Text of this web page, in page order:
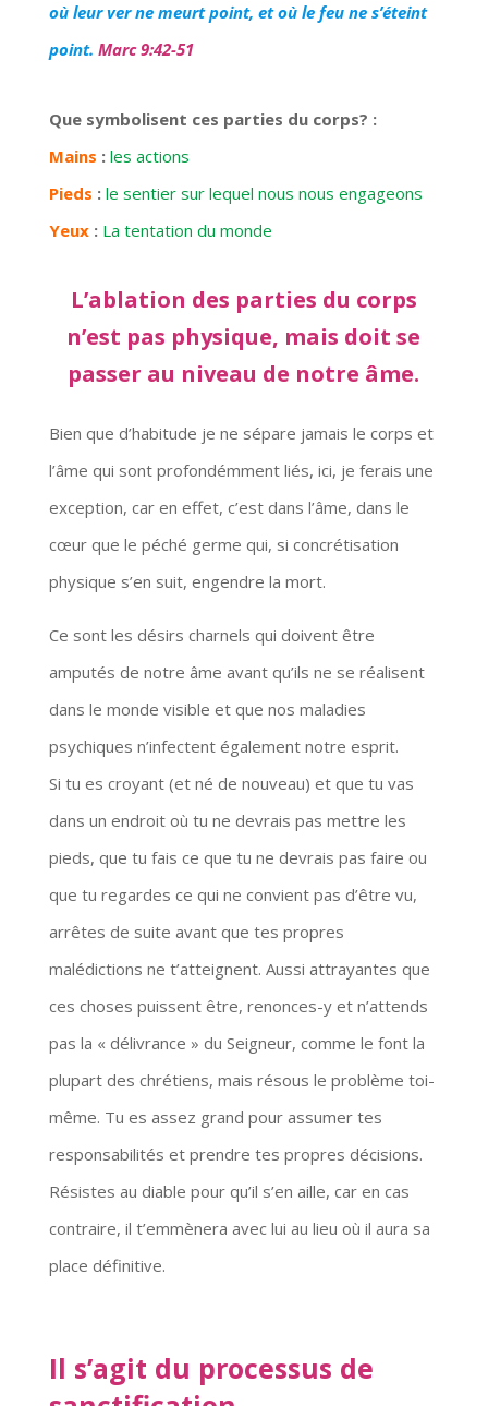
où leur ver ne meurt point, et où le feu ne s’éteint
point. Marc 9:42-51
Que symbolisent ces parties du corps? :
Mains : les actions
Pieds : le sentier sur lequel nous nous engageons
Yeux: La tentation du monde
L’ablation des parties du corps
n’est pas physique, mais doit se
passer au niveau de notre âme.
Bien que d’habitude je ne sépare jamais le corps et
l’âme qui sont profondémment liés, ici, je ferais une
exception, car en effet, c’est dans l’âme, dans le
cœur que le péché germe qui, si concrétisation
physique s’en suit, engendre la mort.
Ce sont les désirs charnels qui doivent être
amputés de notre âme avant qu’ils ne se réalisent
dans le monde visible et que nos maladies
psychiques n’infectent également notre esprit.
Si tu es croyant (et né de nouveau) et que tu vas
dans un endroit où tu ne devrais pas mettre les
pieds, que tu fais ce que tu ne devrais pas faire ou
que tu regardes ce qui ne convient pas d’être vu,
arrêtes de suite avant que tes propres
malédictions ne t’atteignent. Aussi attrayantes que
ces choses puissent être, renonces-y et n’attends
pas la « délivrance » du Seigneur, comme le font la
plupart des chrétiens, mais résous le problème toi-
même. Tu es assez grand pour assumer tes
responsabilités et prendre tes propres décisions.
Résistes au diable pour qu’il s’en aille, car en cas
contraire, il t’emmènera avec lui au lieu où il aura sa
place définitive.
Il s’agit du processus de